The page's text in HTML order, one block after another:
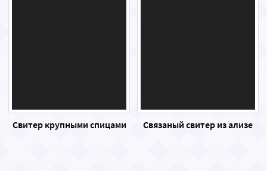
Свитер крупными спицами Связаный свитер из ализе